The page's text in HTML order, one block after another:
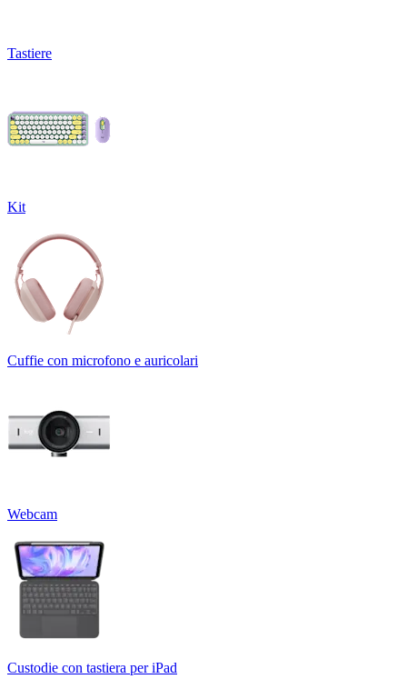
Tastiere
Kit
Cuffie con microfono e auricolari
Webcam
Custodie con tastiera per iPad